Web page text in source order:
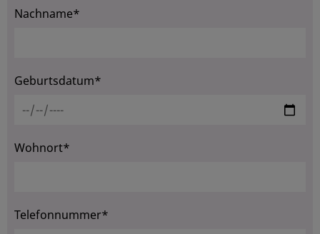
Nachname*
Geburtsdatum*
Wohnort*
Telefonnummer*